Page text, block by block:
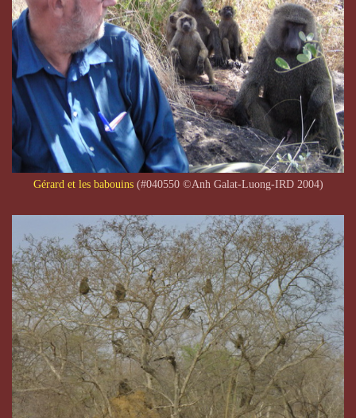
Gérard et les babouins(#040550 ©Anh Galat-Luong-IRD 2004)